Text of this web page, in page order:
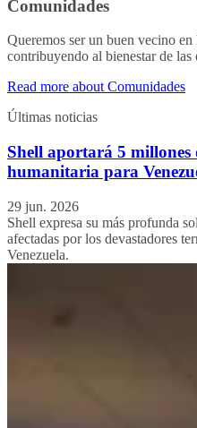
Comunidades
Queremos ser un buen vecino
contribuyendo al bienestar de las
Read more about Comunidades
Últimas noticias
Shell aportará 5 millones
humanitaria para
29 jun. 2026
Shell expresa su más profunda
afectadas por los devastadores
Venezuela.